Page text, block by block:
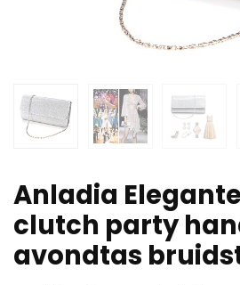
Anladia
clutch party
avondtas